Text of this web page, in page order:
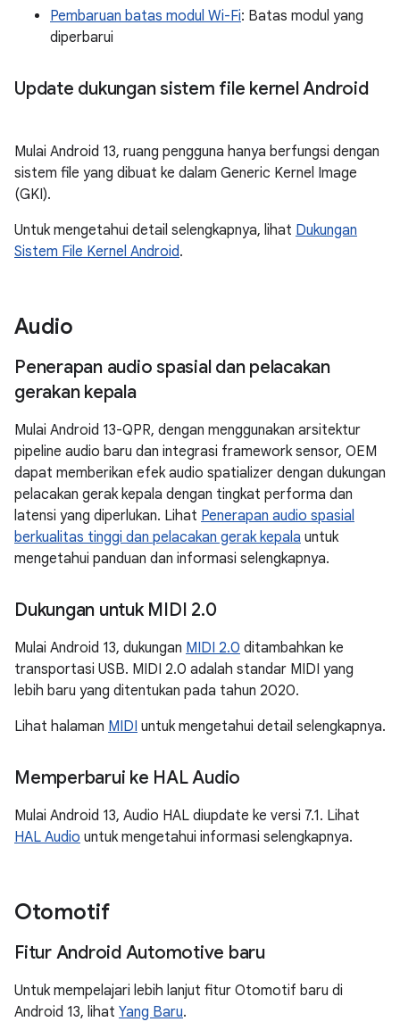
Pembaruan batas modul Wi-Fi: Batas modul yang
diperbarui
Update dukungan sistem file kernel Android
Mulai Android 13, ruang pengguna hanya berfungsi dengan
sistem file yang dibuat ke dalam Generic Kernel Image
(GKI).
Untuk mengetahui detail selengkapnya, lihat Dukungan
Sistem File Kernel Android.
Audio
Penerapan audio spasial dan pelacakan
gerakan kepala
Mulai Android 13-QPR, dengan menggunakan arsitektur
pipeline audio baru dan integrasi framework sensor, OEM
dapat memberikan efek audio spatializer dengan dukungan
pelacakan gerak kepala dengan tingkat performa dan
latensi yang diperlukan. Lihat Penerapan audio spasial
berkualitas tinggi dan pelacakan gerak kepala untuk
mengetahui panduan dan informasi selengkapnya.
Dukungan untuk MIDI 2.0
Mulai Android 13, dukungan MIDI 2.0 ditambahkan ke
transportasi USB. MIDI 2.0 adalah standar MIDI yang
lebih baru yang ditentukan pada tahun 2020.
Lihat halaman MIDI untuk mengetahui detail selengkapnya.
Memperbarui ke HAL Audio
Mulai Android 13, Audio HAL diupdate ke versi 7.1. Lihat
HAL Audio untuk mengetahui informasi selengkapnya.
Otomotif
Fitur Android Automotive baru
Untuk mempelajari lebih lanjut fitur Otomotif baru di
Android 13, lihat Yang Baru.